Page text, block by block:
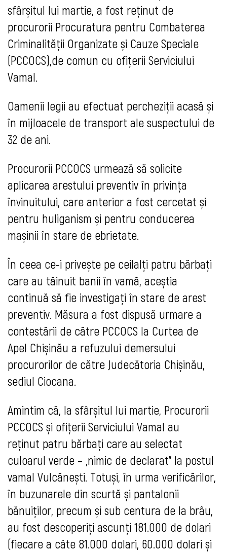
sfârșitul lui martie, a fost reținut de
procurorii Procuratura pentru Combaterea
Criminalității Organizate și Cauze Speciale
(PCCOCS),de comun cu ofițerii Serviciului
Vamal.
Oamenii legii au efectuat percheziții acasă și
în mijloacele de transport ale suspectului de
32 de ani.
Procurorii PCCOCS urmează să solicite
aplicarea arestului preventiv în privința
învinuitului, care anterior a fost cercetat și
pentru huliganism și pentru conducerea
mașinii în stare de ebrietate.
În ceea ce-i privește pe ceilalți patru bărbați
care au tăinuit banii în vamă, aceștia
continuă să fie investigați în stare de arest
preventiv. Măsura a fost dispusă urmare a
contestării de către PCCOCS la Curtea de
Apel Chișinău a refuzului demersului
procurorilor de către Judecătoria Chișinău,
sediul Ciocana.
Amintim că, la sfârșitul lui martie, Procurorii
PCCOCS și ofițerii Serviciului Vamal au
reținut patru bărbați care au selectat
culoarul verde – „nimic de declarat” la postul
vamal Vulcănești. Totuși, în urma verificărilor,
în buzunarele din scurtă și pantalonii
bănuiților, precum și sub centura de la brâu,
au fost descoperiți ascunți 181.000 de dolari
(fiecare a câte 81.000 dolari, 60.000 dolari și